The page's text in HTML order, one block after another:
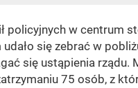
policyjnych w centrum
się zebrać w
się ustąpienia rządu.
75 osób, z